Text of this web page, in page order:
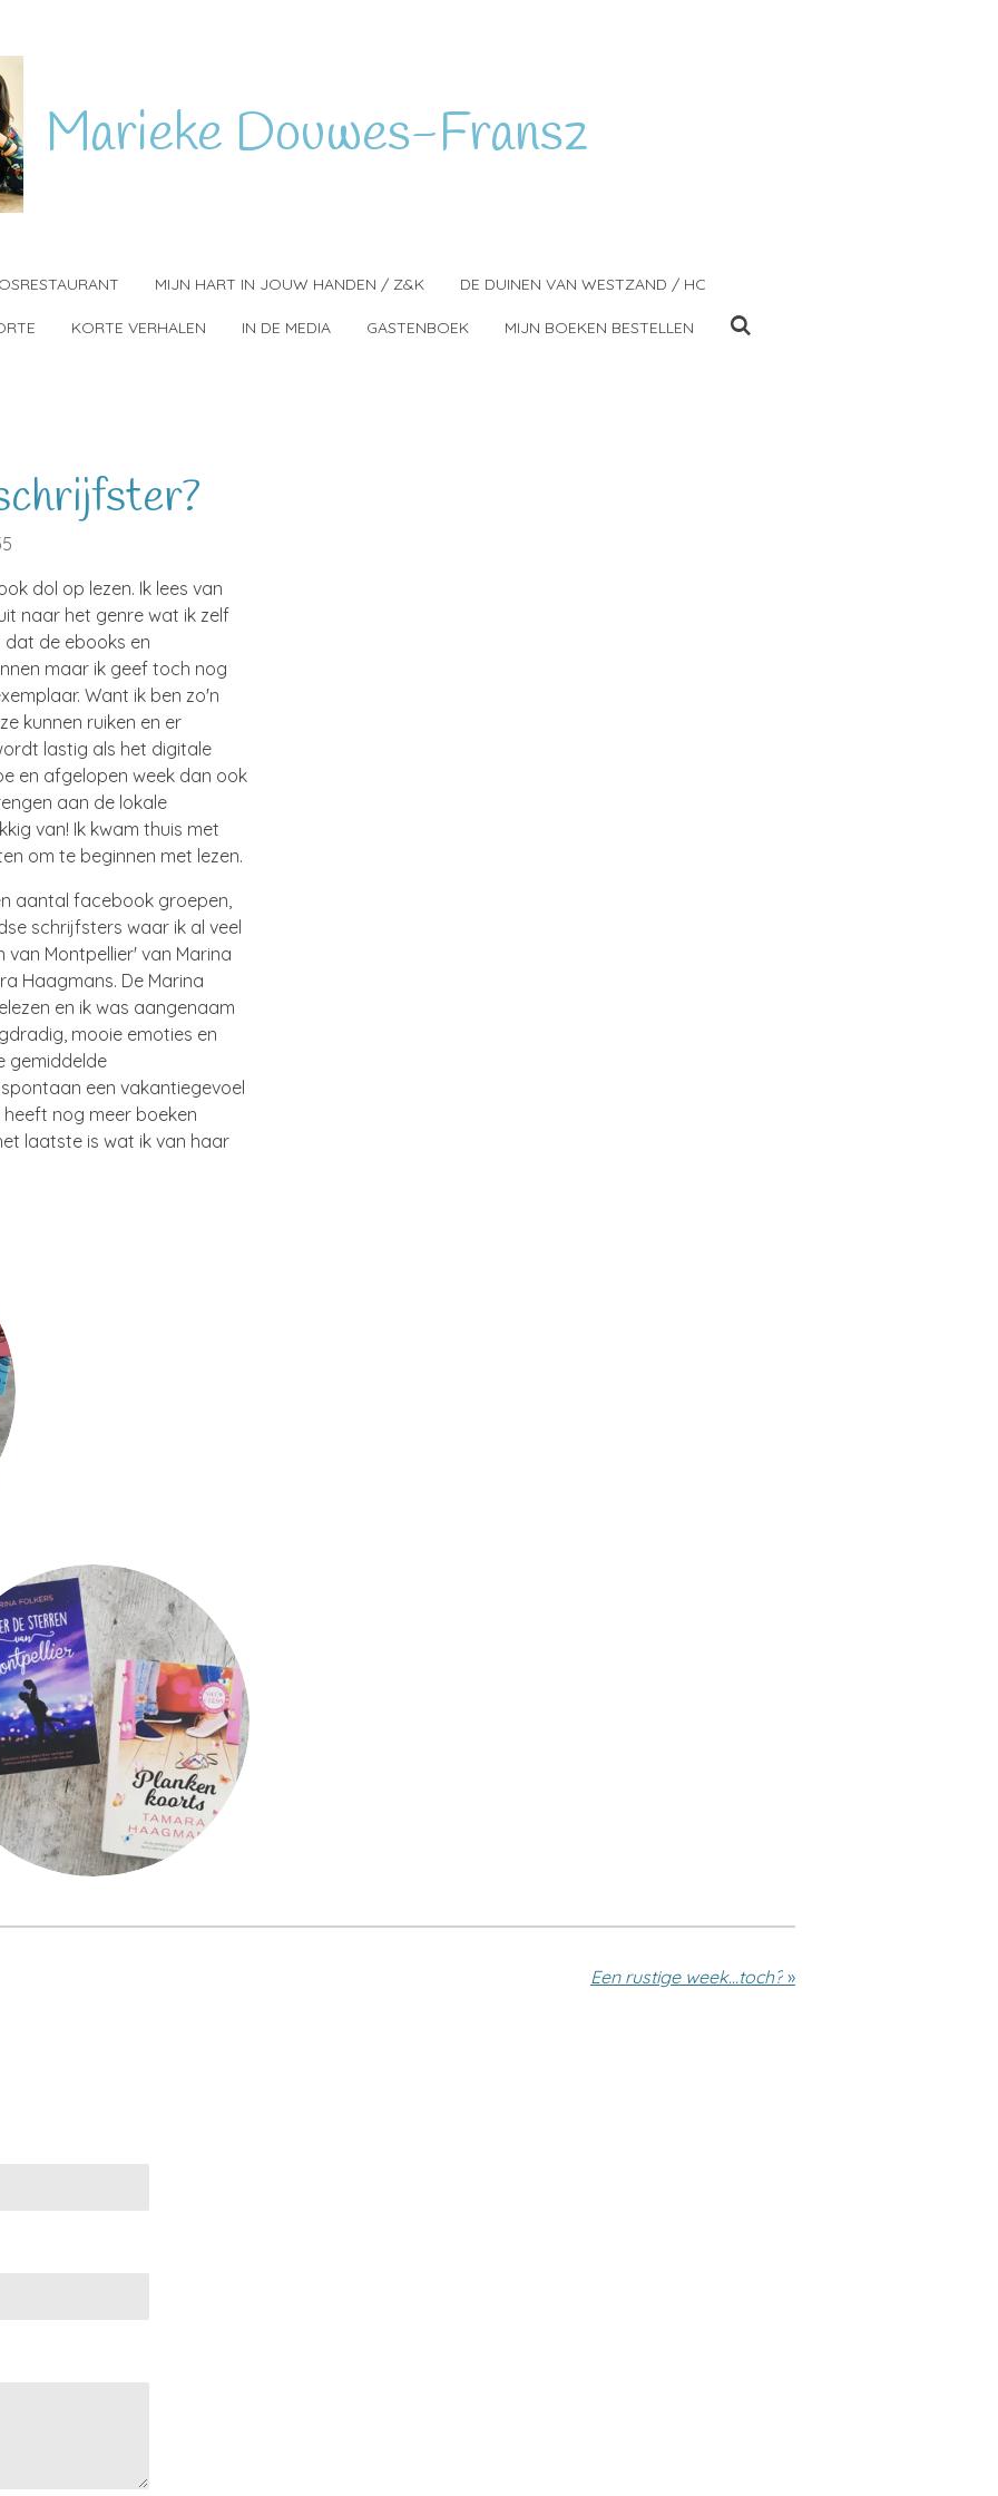
Marieke Douwes-Fransz
MIJN HART IN JOUW HANDEN / Z&K DE DUINEN VAN WESTZAND / HC
KORTE VERHALEN IN DE MEDIA GASTENBOEK MIJN BOEKEN BESTELLEN
dol op lezen. Ik lees van
naar het genre wat ik zelf
de ebooks en
maar ik geef toch nog
Want ik ben zo'n
kunnen ruiken en er
lastig als het digitale
en afgelopen week dan ook
aan de lokale
van! Ik kwam thuis met
om te beginnen met lezen.
aantal facebook groepen,
schrijfsters waar ik al veel
Montpellier' van Marina
Haagmans. De Marina
en ik was aangenaam
mooie emoties en
gemiddelde
een vakantiegevoel
nog meer boeken
laatste is wat ik van haar
Een rustige week...toch? »